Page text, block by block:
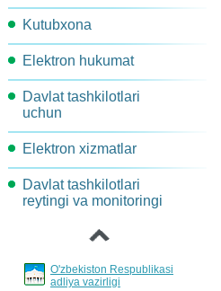
Komissiya kotibiyati
Komissiya ishchi organlari
Bog'lanish
Komissiya topshiriqlari
Ishchi guruhlar
Komissiya qarori
Ish rejasi
Kutubxona
Metodik materiallar
Me'yoriy-Huquqiy xujjatlar
Elektron hukumat
Arxitektura
Maqsadli indekatorlar va
ko'rsatkichlar
Jarayonlar davomidagi
harakatlarni qayta tashkil
Davlat tashkilotlari
uchun
AKT-rivojlantirish va joriy
etish yo'nalishlari
Davlat xizmatlarini
reglamentlash tartibi
Hisobotlar bo'yicha
Elektron xizmatlar
Loyihalar xujjatlarini
muhokama qilish
Davlat tashkilotlari
reytingi va monitoringi
O'zbekiston Respublikasi
adliya vazirligi
‹